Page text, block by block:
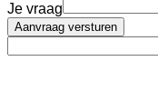
Je vraag
Aanvraag versturen